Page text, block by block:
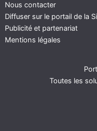
Nous contacter
Diffuser sur le portail de la
Publicité et partenariat
Mentions légales
Toutes les